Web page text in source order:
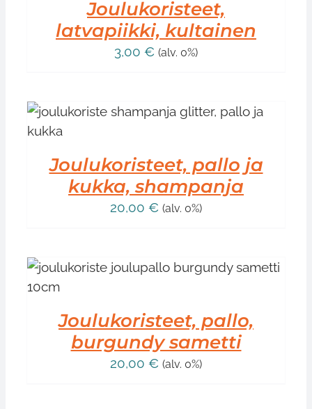
Joulukoristeet,
latvapiikki, kultainen
3,00 € (alv. 0%)
Joulukoristeet, pallo ja
kukka, shampanja
20,00 € (alv. 0%)
Joulukoristeet, pallo,
burgundy sametti
20,00 € (alv. 0%)